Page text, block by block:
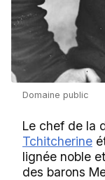
Domaine public
Le chef de la
Tchitcherine
lignée noble
des barons